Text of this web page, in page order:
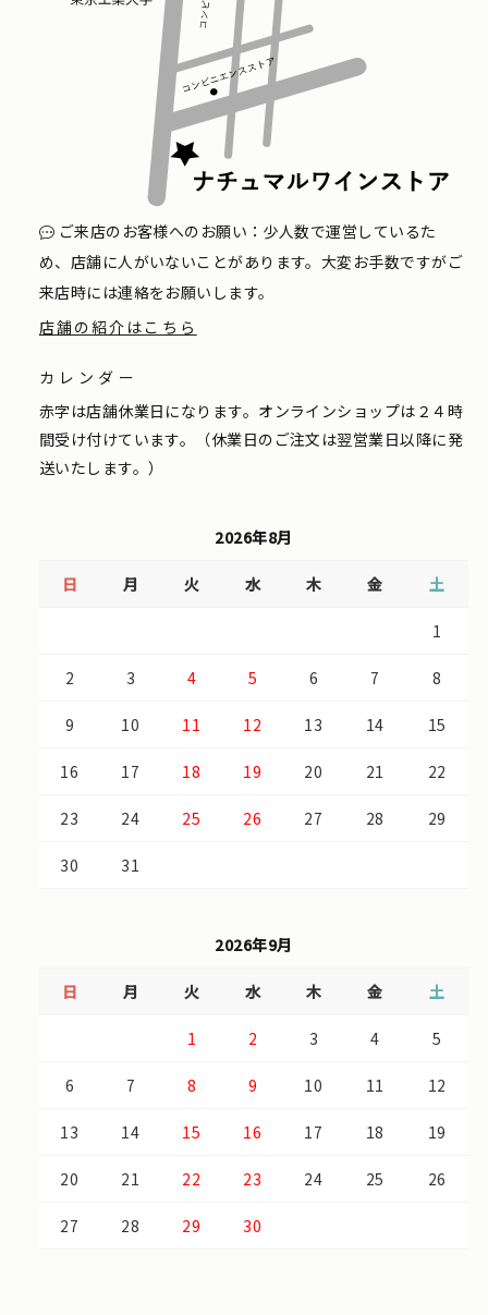
ご来店のお客様へのお願い：少人数で運営しているた
め、店舗に人がいないことがあります。大変お手数ですがご
来店時には連絡をお願いします。
店舗の紹介はこちら
カレンダー
赤字は店舗休業日になります。オンラインショップは２４時
間受け付けています。（休業日のご注文は翌営業日以降に発
送いたします。）
2026年8月
日 月 火 水 木 金 土
1
2 3 4 5 6 7 8
9 10 11 12 13 14 15
16 17 18 19 20 21 22
23 24 25 26 27 28 29
30 31
2026年9月
日 月 火 水 木 金 土
1 2 3 4 5
6 7 8 9 10 11 12
13 14 15 16 17 18 19
20 21 22 23 24 25 26
27 28 29 30